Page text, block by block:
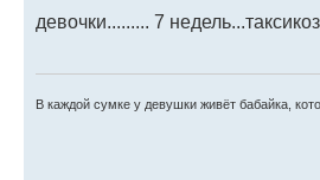
девочки......... 7
В каждой сумке у девушки живёт бабайка,